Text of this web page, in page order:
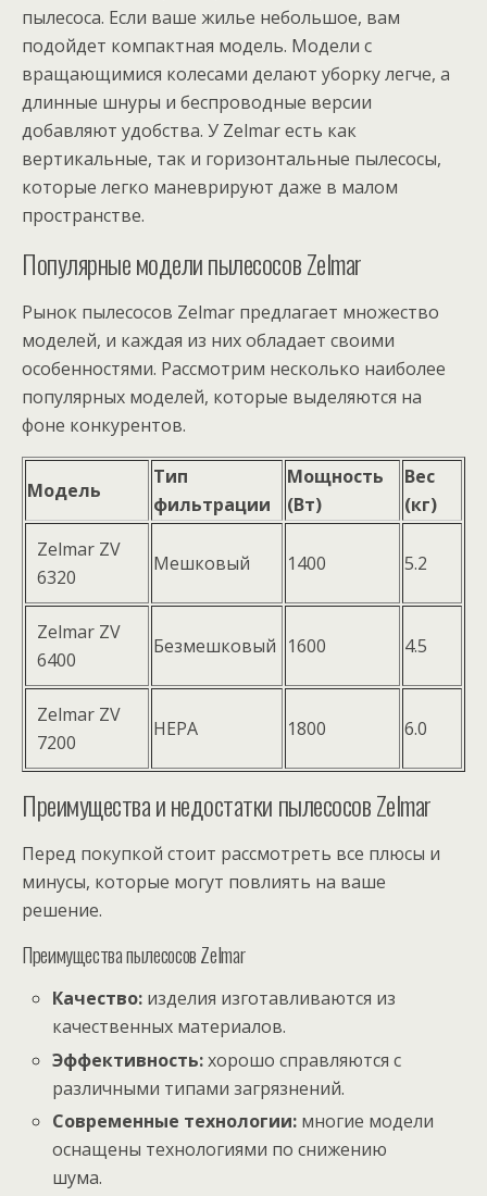
пылесоса. Если ваше жилье небольшое, вам
подойдет компактная модель. Модели с
вращающимися колесами делают уборку легче, а
длинные шнуры и беспроводные версии
добавляют удобства. У Zelmаr есть как
вертикальные, так и горизонтальные пылесосы,
которые легко маневрируют даже в малом
пространстве.
Популярные модели пылесосов Zelmаr
Рынок пылесосов Zelmаr предлагает множество
моделей, и каждая из них обладает своими
особенностями. Рассмотрим несколько наиболее
популярных моделей, которые выделяются на
фоне конкурентов.
Модель
Тип
фильтрации
Мощность
(Вт)
Вес
(кг)
Zelmаr ZV
6320
Мешковый 1400 5.2
Zelmаr ZV
6400
Безмешковый 1600 4.5
Zelmаr ZV
7200
HEPA 1800 6.0
Преимущества и недостатки пылесосов Zelmаr
Перед покупкой стоит рассмотреть все плюсы и
минусы, которые могут повлиять на ваше
решение.
Преимущества пылесосов Zelmаr
Качество: изделия изготавливаются из
качественных материалов.
Эффективность:хорошо справляются с
различными типами загрязнений.
Современные технологии: многие модели
оснащены технологиями по снижению
шума.